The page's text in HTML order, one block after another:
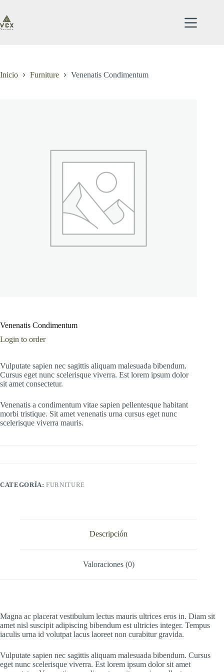
contenido
Inicio Furniture Venenatis Condimentum
Venenatis Condimentum
Login to order
Vulputate sapien nec sagittis aliquam malesuada bibendum.
Cursus eget nunc scelerisque viverra. Est lorem ipsum dolor
sit amet consectetur.
Venenatis a condimentum vitae sapien pellentesque habitant
morbi tristique. Sit amet venenatis urna cursus eget nunc
scelerisque viverra mauris.
CATEGORÍA:FURNITURE
Descripción
Valoraciones (0)
Magna ac placerat vestibulum lectus mauris ultrices eros in. Diam sit
amet nisl suscipit adipiscing bibendum est ultricies integer. Tempus
iaculis urna id volutpat lacus laoreet non curabitur gravida.
Vulputate sapien nec sagittis aliquam malesuada bibendum. Cursus
eget nunc scelerisque viverra. Est lorem ipsum dolor sit amet